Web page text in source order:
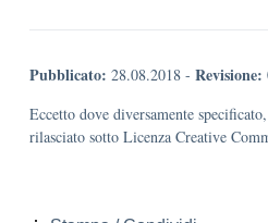
Pubblicato: 28.08.2018 - Revisione:
Eccetto dove diversamente
rilasciato sotto Licenza Creative